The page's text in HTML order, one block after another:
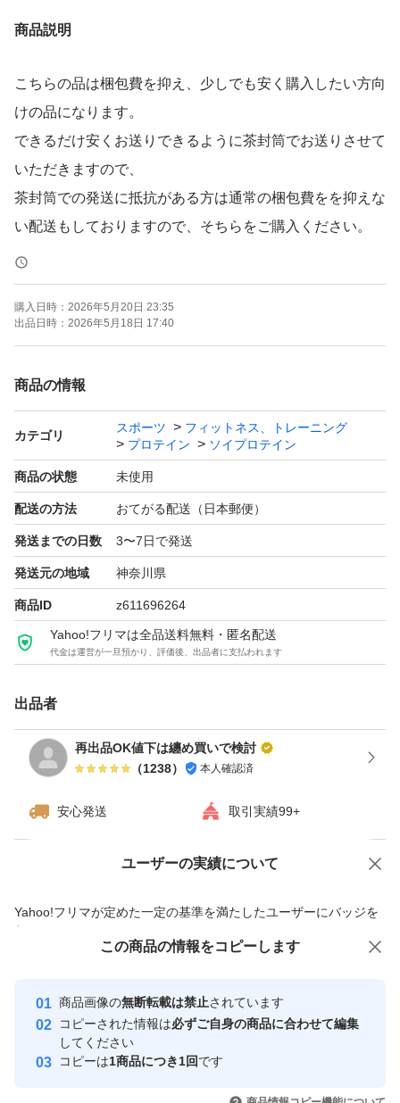
商品説明
こちらの品は梱包費を抑え、少しでも安く購入したい方向
けの品になります。
できるだけ安くお送りできるように茶封筒でお送りさせて
いただきますので、
茶封筒での発送に抵抗がある方は通常の梱包費をを抑えな
い配送もしておりますので、そちらをご購入ください。
購入日時： 2026年5月20日 23:35
出品日時： 2026年5月18日 17:40
商品の情報
カテゴリ
スポーツ
フィットネス、トレーニング
プロテイン
ソイプロテイン
商品の状態 未使用
配送の方法 おてがる配送（日本郵便）
発送までの日数 3〜7日で発送
発送元の地域 神奈川県
商品ID z611696264
Yahoo!フリマは全品送料無料・匿名配送
代金は運営が一旦預かり、評価後、出品者に支払われます
出品者
再出品OK値下は纏め買いで検討
（1238） 本人確認済
安心発送 取引実績99+
ユーザーの実績について
Yahoo!フリマが定めた一定の基準を満たしたユーザーにバッジを
付与しています
安心取引出品者
心・安全なユーザーです
取引実績
引を完了させた実績があります
価格の相談 商品への質問
この商品の情報をコピーします
商品画像の無断転載は禁止されています
コピーされた情報は必ずご自身の商品に合わせて編集
してください
コピーは1商品につき1回です
この商品をみている人にオススメ